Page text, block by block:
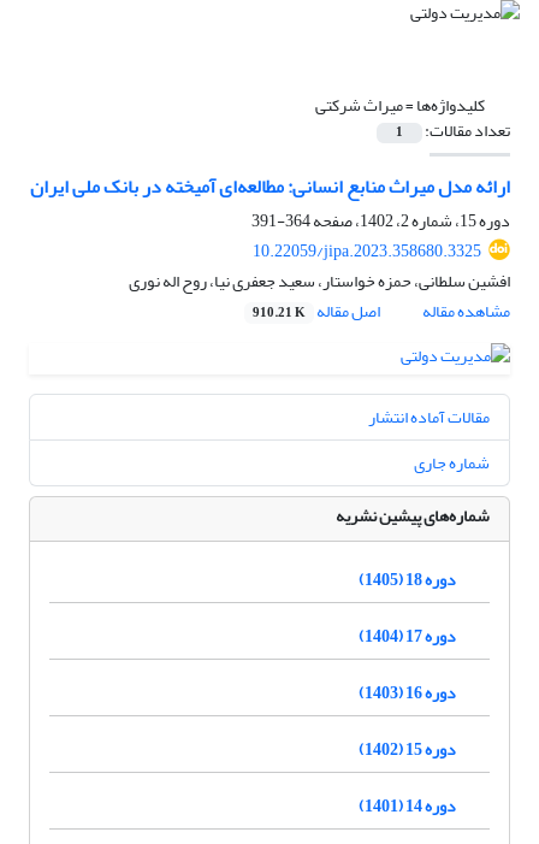
کلیدواژه‌ها =میراث شرکتی
تعداد مقالات: 1
ارائه مدل میراث منابع انسانی: مطالعه‌ای آمیخته در بانک ملی ایران
دوره 15، شماره 2، 1402، صفحه
364-391
10.22059/jipa.2023.358680.3325
افشین سلطانی، حمزه خواستار، سعید جعفری نیا، روح اله نوری
مشاهده مقاله
اصل مقاله 910.21 K
مقالات آماده انتشار
شماره جاری
شماره‌های پیشین نشریه
دوره 18 (1405)
دوره 17 (1404)
دوره 16 (1403)
دوره 15 (1402)
دوره 14 (1401)